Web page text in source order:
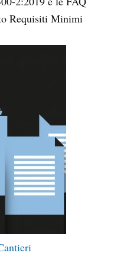
Requisiti Minimi